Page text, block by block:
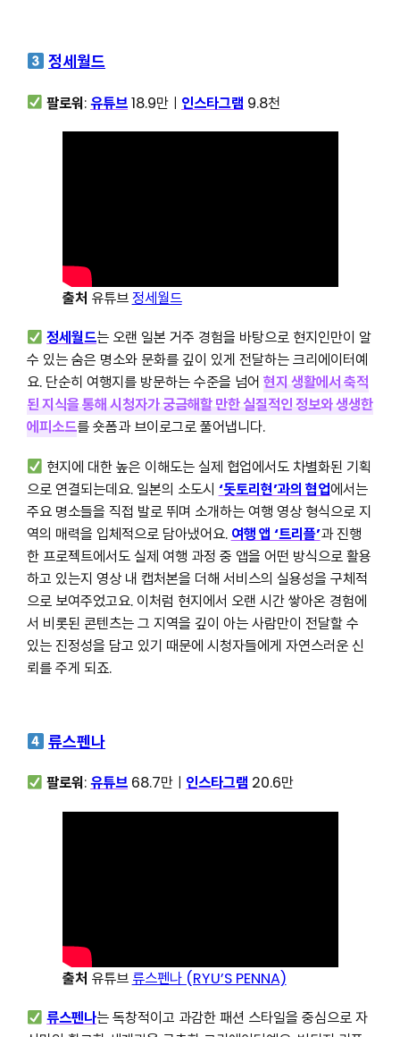
정세월드
팔로워:유튜브18.9만ㅣ 인스타그램 9.8천
출처 유튜브정세월드
정세월드는 오랜 일본 거주 경험을 바탕으로 현지인만이 알
수 있는 숨은 명소와 문화를 깊이 있게 전달하는 크리에이터예
요. 단순히 여행지를 방문하는 수준을 넘어 현지 생활에서 축적
된 지식을 통해 시청자가 궁금해할 만한 실질적인 정보와 생생한
에피소드를 숏폼과 브이로그로 풀어냅니다.
현지에 대한 높은 이해도는 실제 협업에서도 차별화된 기획
으로 연결되는데요. 일본의 소도시 ‘돗토리현’과의 협업에서는
주요 명소들을 직접 발로 뛰며 소개하는 여행 영상 형식으로 지
역의 매력을 입체적으로 담아냈어요. 여행 앱 ‘트리플’과 진행
한 프로젝트에서도 실제 여행 과정 중 앱을 어떤 방식으로 활용
하고 있는지 영상 내 캡처본을 더해 서비스의 실용성을 구체적
으로 보여주었고요. 이처럼 현지에서 오랜 시간 쌓아온 경험에
서 비롯된 콘텐츠는 그 지역을 깊이 아는 사람만이 전달할 수
있는 진정성을 담고 있기 때문에 시청자들에게 자연스러운 신
뢰를 주게 되죠.
류스펜나
팔로워:유튜브 68.7만ㅣ 인스타그램 20.6만
출처 유튜브 류스펜나 (RYU’S PENNA)
류스펜나는 독창적이고 과감한 패션 스타일을 중심으로 자